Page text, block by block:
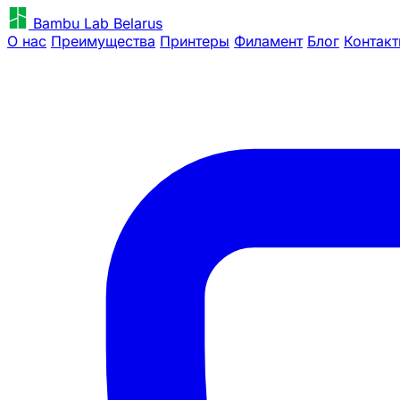
Bambu Lab Belarus
О нас Преимущества Принтеры Филамент Блог